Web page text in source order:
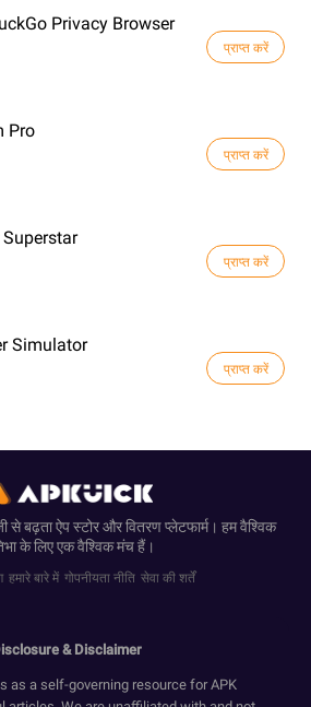
Privacy Browser
प्राप्त करें
Pro
प्राप्त करें
प्राप्त करें
Simulator
प्राप्त करें
से बढ़ता ऐप स्टोर और वितरण प्लेटफार्म। हम वैश्विक
के लिए एक वैश्विक मंच हैं।
हमारे बारे में गोपनीयता नीति सेवा की शर्तें
& Disclaimer
as a self-governing resource for APK